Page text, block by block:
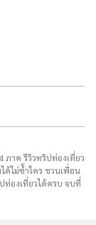
ภาค รีวิวทริปท่องเที่ยว
ด้ไม่ซ้ำใคร ชวนเพื่อน
ท่องเที่ยวได้ครบ จบที่